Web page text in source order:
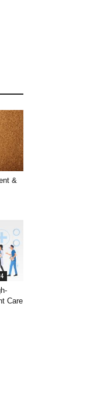
&
Care